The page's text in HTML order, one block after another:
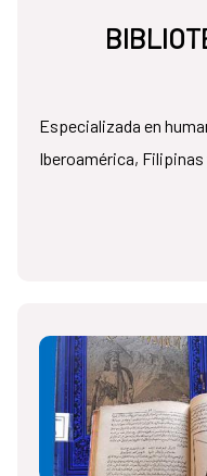
Especializada en
Iberoamérica, Filipinas